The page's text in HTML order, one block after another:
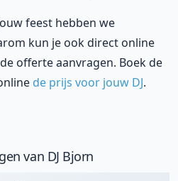
feest hebben we
kun je ook direct online
offerte aanvragen. Boek de
de prijs voor jouw DJ.
van DJ Bjorn